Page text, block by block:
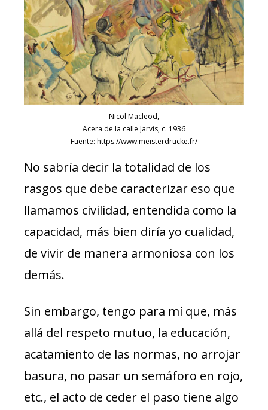
Nicol Macleod,
Acera de la calle Jarvis, c. 1936
Fuente: https://www.meisterdrucke.fr/
No sabría decir la totalidad de los
rasgos que debe caracterizar eso que
llamamos civilidad, entendida como la
capacidad, más bien diría yo cualidad,
de vivir de manera armoniosa con los
demás.
Sin embargo, tengo para mí que, más
allá del respeto mutuo, la educación,
acatamiento de las normas, no arrojar
basura, no pasar un semáforo en rojo,
etc., el acto de ceder el paso tiene algo